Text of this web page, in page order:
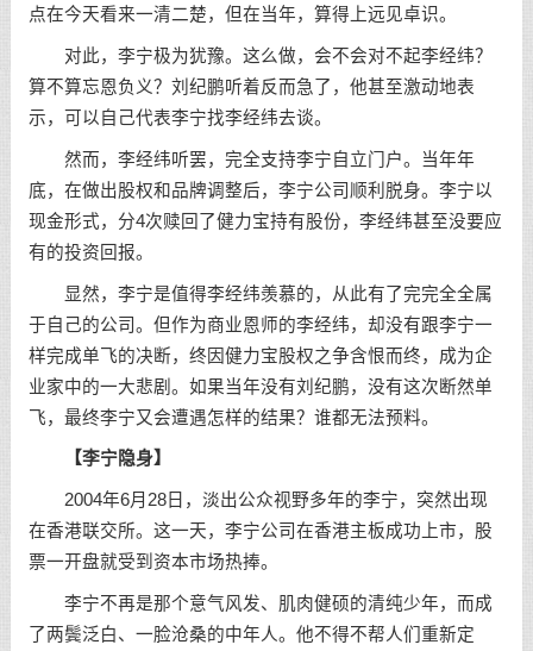
点在今天看来一清二楚，但在当年，算得上远见卓识。
对此，李宁极为犹豫。这么做，会不会对不起李经纬？
算不算忘恩负义？刘纪鹏听着反而急了，他甚至激动地表
示，可以自己代表李宁找李经纬去谈。
然而，李经纬听罢，完全支持李宁自立门户。当年年
底，在做出股权和品牌调整后，李宁公司顺利脱身。李宁以
现金形式，分4次赎回了健力宝持有股份，李经纬甚至没要应
有的投资回报。
显然，李宁是值得李经纬羡慕的，从此有了完完全全属
于自己的公司。但作为商业恩师的李经纬，却没有跟李宁一
样完成单飞的决断，终因健力宝股权之争含恨而终，成为企
业家中的一大悲剧。如果当年没有刘纪鹏，没有这次断然单
飞，最终李宁又会遭遇怎样的结果？谁都无法预料。
【李宁隐身】
2004年6月28日，淡出公众视野多年的李宁，突然出现
在香港联交所。这一天，李宁公司在香港主板成功上市，股
票一开盘就受到资本市场热捧。
李宁不再是那个意气风发、肌肉健硕的清纯少年，而成
了两鬓泛白、一脸沧桑的中年人。他不得不帮人们重新定